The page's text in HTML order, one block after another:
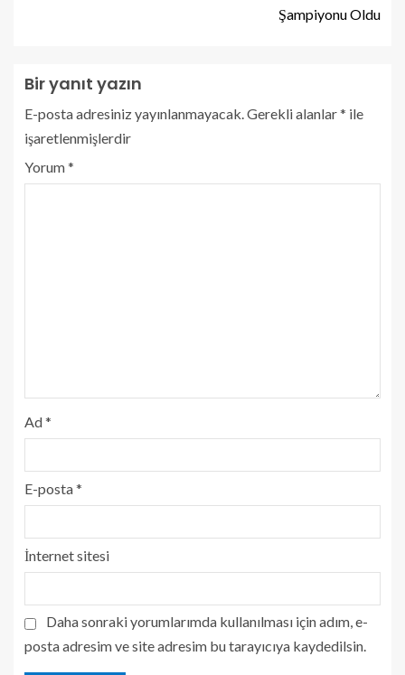
Şampiyonu Oldu
Bir yanıt yazın
E-posta adresiniz yayınlanmayacak.Gerekli alanlar* ile
işaretlenmişlerdir
Yorum*
Ad*
E-posta*
İnternet sitesi
Daha sonraki yorumlarımda kullanılması için adım, e-
posta adresim ve site adresim bu tarayıcıya kaydedilsin.